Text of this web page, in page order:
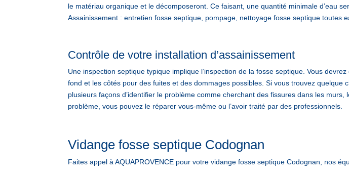
le matériau organique et le décomposeront. Ce faisant, une quantité minimale d’eau
Assainissement : entretien fosse septique, pompage, nettoyage fosse septique toutes
Contrôle de votre installation d’assainissement
Une inspection septique typique implique l’inspection de la fosse septique. Vous
fond et les côtés pour des fuites et des dommages possibles. Si vous trouvez
plusieurs façons d’identifier le problème comme cherchant des fissures dans les
problème, vous pouvez le réparer vous-même ou l’avoir traité par des professionnels.
Vidange fosse septique Codognan
Faites appel à AQUAPROVENCE pour votre vidange fosse septique Codognan, nos